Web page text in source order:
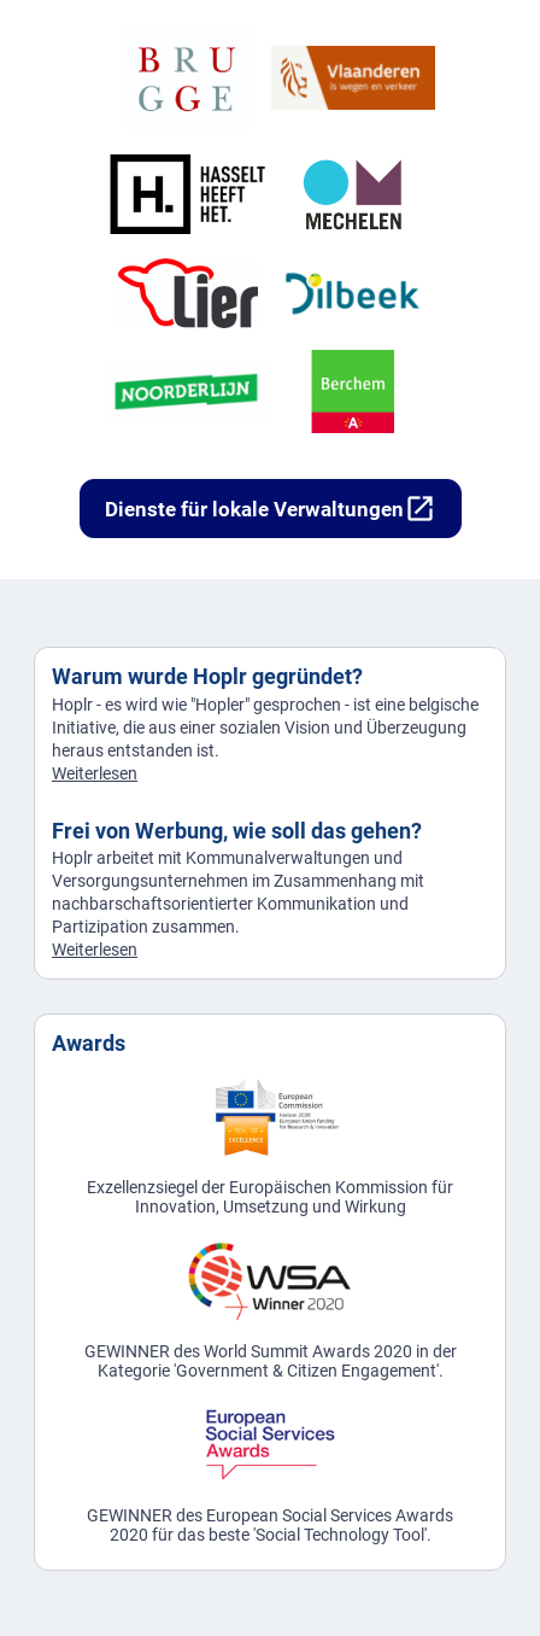
Dienste für lokale Verwaltungen open_in_new
Warum wurde Hoplr gegründet?
Hoplr - es wird wie "Hopler" gesprochen - ist eine belgische
Initiative, die aus einer sozialen Vision und Überzeugung
heraus entstanden ist.
Weiterlesen
Frei von Werbung, wie soll das gehen?
Hoplr arbeitet mit Kommunalverwaltungen und
Versorgungsunternehmen im Zusammenhang mit
nachbarschaftsorientierter Kommunikation und
Partizipation zusammen.
Weiterlesen
Awards
Exzellenzsiegel der Europäischen Kommission für
Innovation, Umsetzung und Wirkung
GEWINNER des World Summit Awards 2020 in der
Kategorie 'Government & Citizen Engagement'.
GEWINNER des European Social Services Awards
2020 für das beste 'Social Technology Tool'.